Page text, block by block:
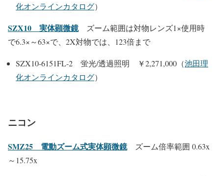
化オンラインカタログ）
SZX10 実体顕微鏡ズーム範囲は対物レンズ1×使用時
で6.3×～63×で、2X対物では、123倍まで
SZX10-6151FL-2 蛍光/透過照明 ￥2,271,000（池田理
化オンラインカタログ）
ニコン
SMZ25 電動ズーム式実体顕微鏡ズーム倍率範囲 0.63x
～15.75x